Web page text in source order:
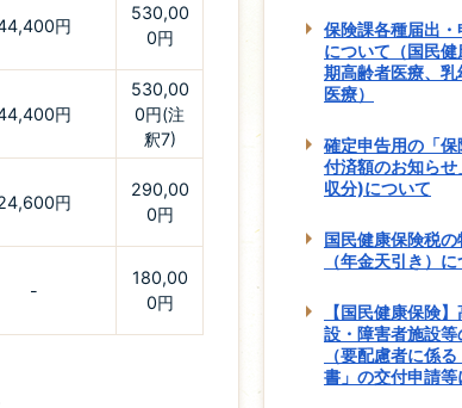
円
530,00
0円
円
530,00
0円(注
釈7)
円
290,00
0円
-
180,00
0円
保険課各種届出
について（国民
期高齢者医療、
医療）
確定申告用の「
付済額のお知ら
収分)について
国民健康保険税の
（年金天引き）
【国民健康保険
設・障害者施設等
（要配慮者に係
書」の交付申請等